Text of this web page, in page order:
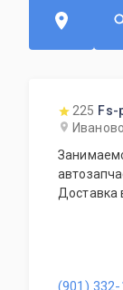
225 Fs-
Доставка
(901)